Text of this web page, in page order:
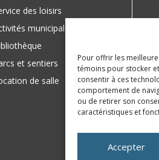
Pour offrir les
témoins pour stocker
consentir à ces
comportement de
ou de retirer son
caractéristiques et
Accepter
des loisirs
municipales
et sentiers
de salle